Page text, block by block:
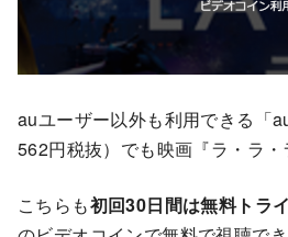
auユーザー以外も利用できる「
562円税抜）でも映画『ラ・ラ・
こちらも初回30日間は無料トラ